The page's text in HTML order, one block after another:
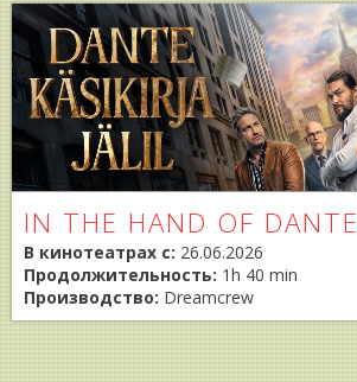
IN THE HAND OF DANTE
В кинотеатрах с: 26.06.2026
Продолжительность: 1h 40 min
Производство: Dreamcrew